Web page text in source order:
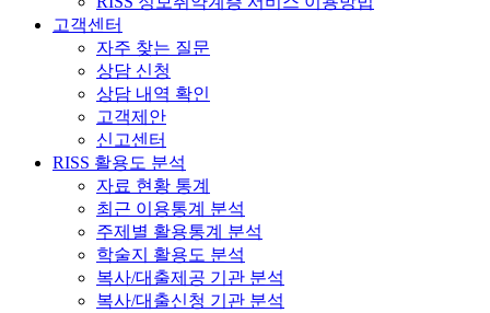
고객센터
자주 찾는 질문
상담 신청
상담 내역 확인
고객제안
신고센터
RISS 활용도 분석
자료 현황 통계
최근 이용통계 분석
주제별 활용통계 분석
학술지 활용도 분석
복사/대출제공 기관 분석
복사/대출신청 기관 분석